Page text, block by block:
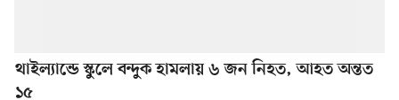
থাইল্যান্ডে স্কুলে বন্দুক হামলায় ৬ জন নিহত, আহত অন্তত
১৫